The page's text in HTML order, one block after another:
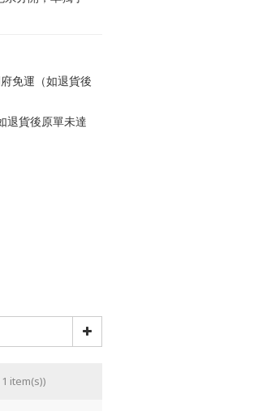
免運（如退貨後
退貨後原單未達
item(s))